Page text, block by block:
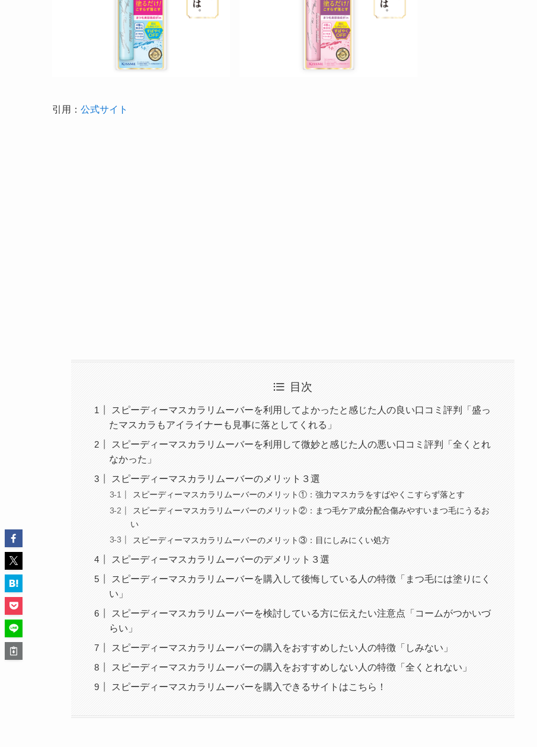
引用： 公式サイト
目次
スピーディーマスカラリムーバーを利用してよかったと感じた人の良い口コミ評判「盛っ
たマスカラもアイライナーも見事に落としてくれる」
スピーディーマスカラリムーバーを利用して微妙と感じた人の悪い口コミ評判「全くとれ
なかった」
スピーディーマスカラリムーバーのメリット３選
スピーディーマスカラリムーバーのメリット①：強力マスカラをすばやくこすらず落とす
スピーディーマスカラリムーバーのメリット②：まつ毛ケア成分配合傷みやすいまつ毛にうるお
い
スピーディーマスカラリムーバーのメリット③：目にしみにくい処方
スピーディーマスカラリムーバーのデメリット３選
スピーディーマスカラリムーバーを購入して後悔している人の特徴「まつ毛には塗りにく
い」
スピーディーマスカラリムーバーを検討している方に伝えたい注意点「コームがつかいづ
らい」
スピーディーマスカラリムーバーの購入をおすすめしたい人の特徴「しみない」
スピーディーマスカラリムーバーの購入をおすすめしない人の特徴「全くとれない」
スピーディーマスカラリムーバーを購入できるサイトはこちら！